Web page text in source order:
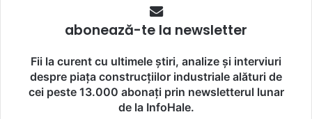
abonează-te la newsletter
Fii la curent cu ultimele știri, analize și interviuri
despre piața construcțiilor industriale alături de
cei peste 13.000 abonați prin newsletterul lunar
de la InfoHale.